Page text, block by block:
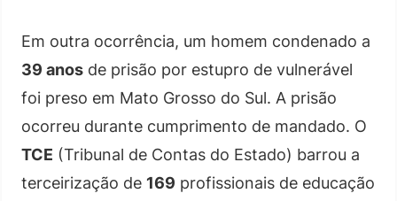
Em outra ocorrência, um homem condenado a
39 anos de prisão por estupro de vulnerável
foi preso em Mato Grosso do Sul. A prisão
ocorreu durante cumprimento de mandado. O
TCE (Tribunal de Contas do Estado) barrou a
terceirização de 169 profissionais de educação